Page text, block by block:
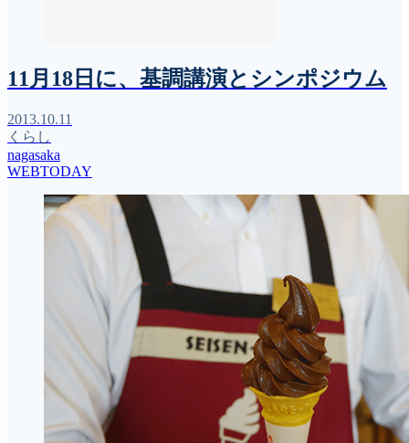
11月18日に、基調講演とシンポジウム
2013.10.11
くらし
nagasaka
WEBTODAY